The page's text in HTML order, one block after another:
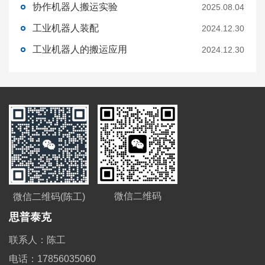
协作机器人搬运实验 2025.08.04
工业机器人装配 2024.12.30
工业机器人的搬运应用 2024.12.30
微信二维码(陈工) 微信二维码
思普泰克
联系人：陈工
电话：17856035060